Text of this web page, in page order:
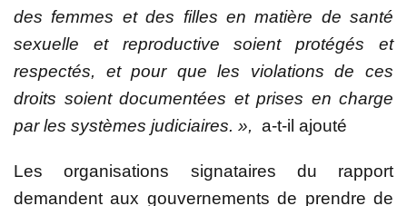
des femmes et des filles en matière de santé
sexuelle et reproductive soient protégés et
respectés, et pour que les violations de ces
droits soient documentées et prises en charge
par les systèmes judiciaires. », a-t-il ajouté
Les organisations signataires du rapport
demandent aux gouvernements de prendre de